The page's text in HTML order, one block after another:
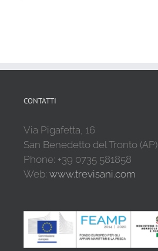
CONTATTI
Via Pigafetta, 16
San Benedetto del Tronto (AP)
Phone: +39 0735 581858
Web: www.trevisani.com